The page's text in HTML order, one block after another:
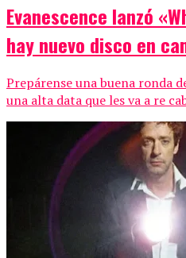
Evanescence lanzó
hay nuevo disco en
Prepárense una buena ronda
una alta data que les va a re